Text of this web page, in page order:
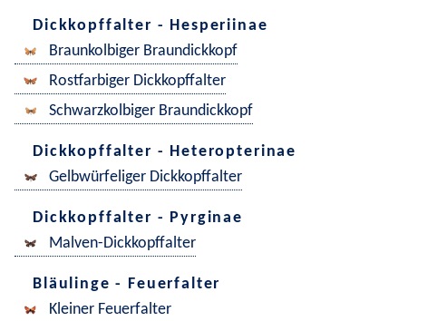
Dickkopffalter - Hesperiinae
Braunkolbiger Braundickkopf
Rostfarbiger Dickkopffalter
Schwarzkolbiger Braundickkopf
Dickkopffalter - Heteropterinae
Gelbwürfeliger Dickkopffalter
Dickkopffalter - Pyrginae
Malven-Dickkopffalter
Bläulinge - Feuerfalter
Kleiner Feuerfalter